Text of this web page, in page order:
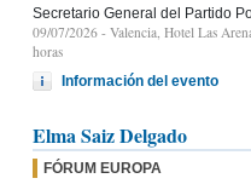
Secretario General del Partido
09/07/2026 - Valencia, Hotel Las
horas
Información del evento
Elma Saiz Delgado
FÓRUM EUROPA